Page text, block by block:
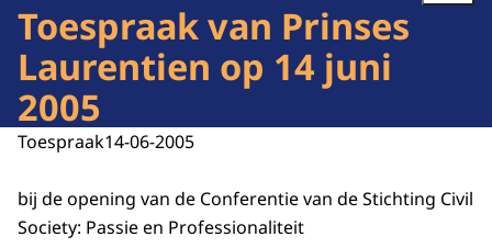
Toespraak van Prinses
Laurentien op 14 juni
2005
Toespraak14-06-2005
bij de opening van de Conferentie van de Stichting Civil
Society: Passie en Professionaliteit